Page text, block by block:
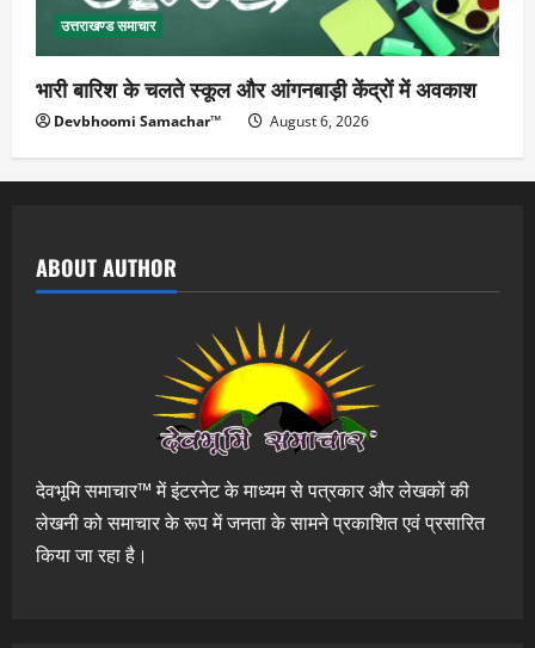
उत्तराखण्ड समाचार
भारी बारिश के चलते स्कूल और आंगनबाड़ी केंद्रों में अवकाश
Devbhoomi Samachar™ August 6, 2026
ABOUT AUTHOR
देवभूमि समाचार™ में इंटरनेट के माध्यम से पत्रकार और लेखकों की
लेखनी को समाचार के रूप में जनता के सामने प्रकाशित एवं प्रसारित
किया जा रहा है।